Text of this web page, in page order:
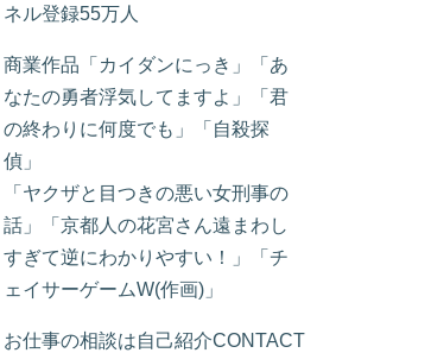
ネル登録55万人
商業作品「カイダンにっき」「あ
なたの勇者浮気してますよ」「君
の終わりに何度でも」「自殺探
偵」
「ヤクザと目つきの悪い女刑事の
話」「京都人の花宮さん遠まわし
すぎて逆にわかりやすい！」「チ
ェイサーゲームW(作画)」
お仕事の相談は自己紹介CONTACT